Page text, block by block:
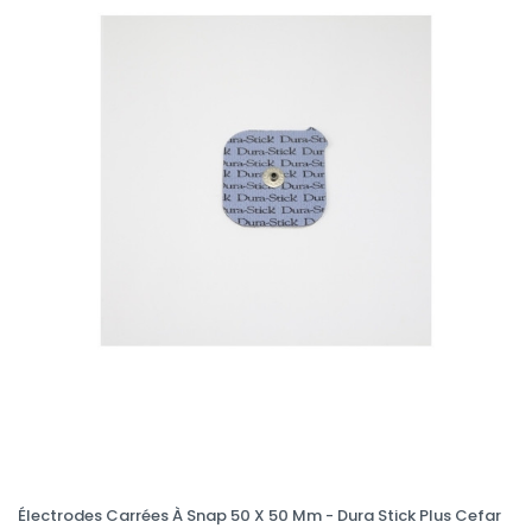
Électrodes Carrées À Snap 50 X 50 Mm - Dura Stick Plus Cefar